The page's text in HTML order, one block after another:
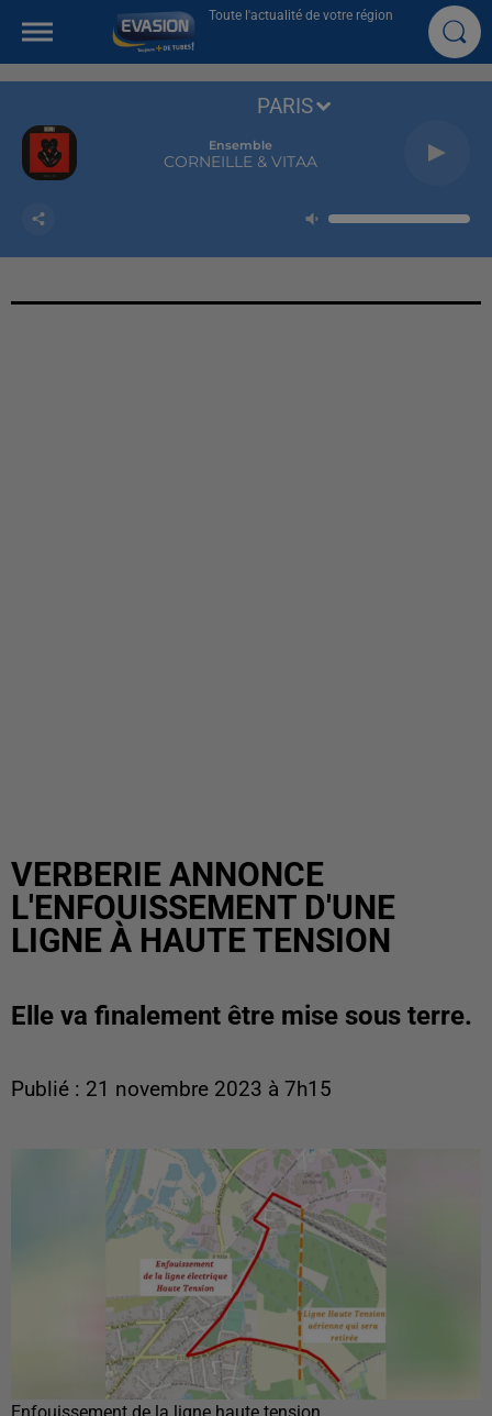
Toute l'actualité de votre région
Ensemble
CORNEILLE & VITAA
PARIS
VERBERIE ANNONCE
L'ENFOUISSEMENT D'UNE
LIGNE À HAUTE TENSION
Elle va finalement être mise sous terre.
Publié : 21 novembre 2023 à 7h15